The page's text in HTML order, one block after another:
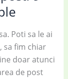
Poti sa le ai
sa fim chiar
doar atunci
de post